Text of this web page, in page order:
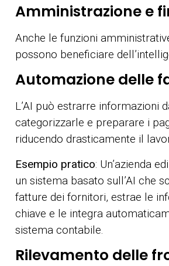
Amministrazione e
Anche le funzioni
possono beneficiare
Automazione delle
L’AI può estrarre informazioni
categorizzarle e preparare i
riducendo drasticamente il
Esempio pratico: Un’azienda
un sistema basato sull’AI che
fatture dei fornitori, estrae le
chiave e le integra
sistema contabile.
Rilevamento delle